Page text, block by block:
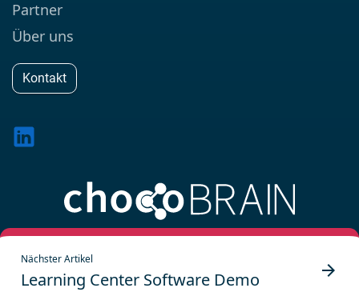
Nächster Artikel
Learning Center Software Demo arrow_forward
Partner
Über uns
Kontakt
4.9
Impressum
Datenschutz AGB